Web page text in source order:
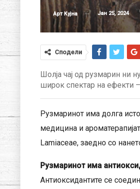
Арт Кујна Јан 25, 2024
Сподели
Шолја чај од рузмарин ни
широк спектар на ефекти
Рузмаринот има долга
медицина и
Lamiaceae, заедно со
Рузмаринот има
Антиоксидантите се